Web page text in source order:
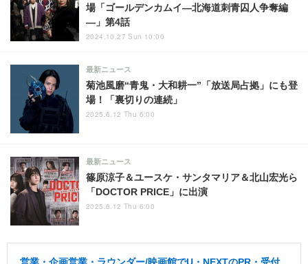
場「ゴールデンカムイ―北海道刺青囚人争奪編
―」第4話
2024.10.27 Sun 10:00
菊池風磨“青鬼・大和耕一”「放送局占拠」にも登
場！「裏切りの連続」
最新ニュース
2025.6.12 Thu 6:00
篠原涼子＆ユースケ・サンタマリア＆北山宏光ら
「DOCTOR PRICE」に出演
最新ニュース
2025.6.12 Thu 6:00